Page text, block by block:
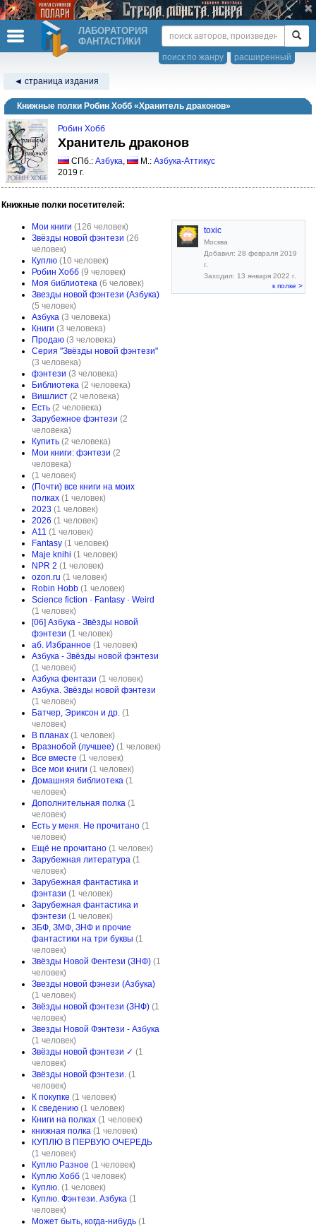
ЛАБОРАТОРИЯ
ФАНТАСТИКИ
расширенный
поиск по жанру
◄ страница издания
Книжные полки Робин Хобб «Хранитель драконов»
Робин Хобб
Хранитель драконов
СПб.: Азбука, М.: Азбука-Аттикус
2019 г.
Книжные полки посетителей:
Мои книги (126 человек)
Звёзды новой фэнтези (26
человек)
Куплю (10 человек)
Робин Хобб (9 человек)
Моя библиотека (6 человек)
Звезды новой фэнтези (Азбука)
(5 человек)
Азбука (3 человека)
Книги (3 человека)
Продаю (3 человека)
Серия "Звёзды новой фэнтези"
(3 человека)
фэнтези (3 человека)
Библиотека (2 человека)
Вишлист (2 человека)
Есть (2 человека)
Зарубежное фэнтези (2
человека)
Купить (2 человека)
Мои книги: фэнтези (2
человека)
(1 человек)
(Почти) все книги на моих
полках (1 человек)
2023 (1 человек)
2026 (1 человек)
A11 (1 человек)
Fantasy (1 человек)
Maje knihi (1 человек)
NPR 2 (1 человек)
ozon.ru (1 человек)
Robin Hobb (1 человек)
Science fiction · Fantasy · Weird
(1 человек)
[06] Азбука - Звёзды новой
фэнтези (1 человек)
аб. Избранное (1 человек)
Азбука - Звёзды новой фэнтези
(1 человек)
Азбука фентази (1 человек)
Азбука. Звёзды новой фэнтези
(1 человек)
Батчер, Эриксон и др. (1
человек)
В планах (1 человек)
Вразнобой (лучшее) (1 человек)
Все вместе (1 человек)
Все мои книги (1 человек)
Домашняя библиотека (1
человек)
Дополнительная полка (1
человек)
Есть у меня. Не прочитано (1
человек)
Ещё не прочитано (1 человек)
Зарубежная литература (1
человек)
Зарубежная фантастика и
фэнтази (1 человек)
Зарубежная фантастика и
фэнтези (1 человек)
ЗБФ, ЗМФ, ЗНФ и прочие
фантастики на три буквы (1
человек)
Звёзды Новой Фентези (ЗНФ) (1
человек)
Звезды новой фэнези (Азбука)
(1 человек)
Звёзды новой фэнтези (ЗНФ) (1
человек)
Звезды Новой Фэнтези - Азбука
(1 человек)
Звёзды новой фэнтези ✓ (1
человек)
Звёзды новой фэнтези. (1
человек)
К покупке (1 человек)
К сведению (1 человек)
Книги на полках (1 человек)
книжная полка (1 человек)
КУПЛЮ В ПЕРВУЮ ОЧЕРЕДЬ
(1 человек)
Куплю Разное (1 человек)
Куплю Хобб (1 человек)
Куплю. (1 человек)
Куплю. Фэнтези. Азбука (1
человек)
Может быть, когда-нибудь (1
toxic
Москва
Добавил: 28 февраля 2019
г.
Заходил: 13 января 2022 г.
к полке >